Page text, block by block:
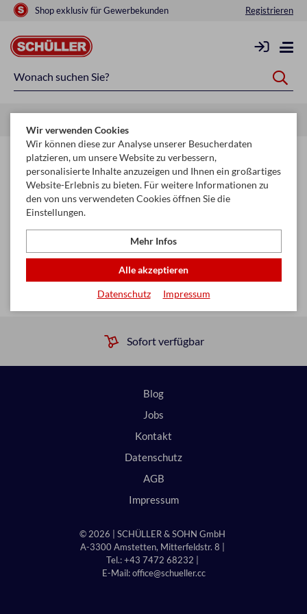
Shop exklusiv für Gewerbekunden Registrieren
Ostern
Unser Ostersortiment für 2027 wird aktuell überarbeitet. Bald
bekommst du hier weitere Details zu Produkten und Aktionen.
Sofort verfügbar
© 2026 | SCHÜLLER & SOHN GmbH
A-3300 Amstetten, Mitterfeldstr. 8 |
Tel.: +43 7472 68232 |
E-Mail:office@schueller.cc
Blog
Jobs
Kontakt
Datenschutz
AGB
Impressum
Wir verwenden Cookies
Wir können diese zur Analyse unserer Besucherdaten
platzieren, um unsere Website zu verbessern,
personalisierte Inhalte anzuzeigen und Ihnen ein großartiges
Website-Erlebnis zu bieten. Für weitere Informationen zu
den von uns verwendeten Cookies öffnen Sie die
Einstellungen.
Mehr Infos
Alle akzeptieren
Datenschutz Impressum